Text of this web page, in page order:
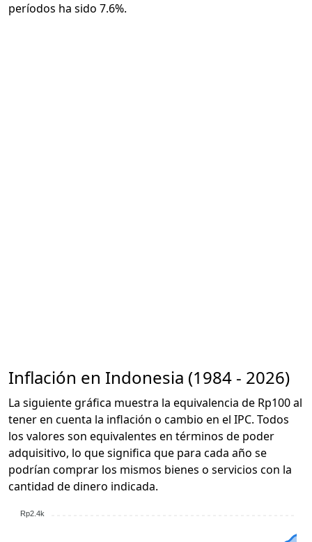
períodos ha sido 7.6%.
Inflación en Indonesia (1984 - 2026)
La siguiente gráfica muestra la equivalencia de Rp100 al
tener en cuenta la inflación o cambio en el IPC. Todos
los valores son equivalentes en términos de poder
adquisitivo, lo que significa que para cada año se
podrían comprar los mismos bienes o servicios con la
cantidad de dinero indicada.
Rp2.4k